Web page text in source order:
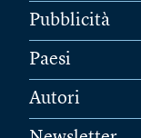
Pubblicità
Paesi
Autori